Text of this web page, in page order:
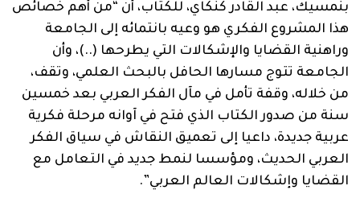
بنمسيك، عبد القادر كنكاي، للكتاب، أن “من أهم خصائص
هذا المشروع الفكري هو وعيه بانتمائه إلى الجامعة
وراهنية القضايا والإشكالات التي يطرحها (..)، وأن
الجامعة تتوج مسارها الحافل بالبحث العلمي، وتقف،
من خلاله، وقفة تأمل في مآل الفكر العربي بعد خمسين
سنة من صدور الكتاب الذي فتح في آوانه مرحلة فكرية
عربية جديدة، داعيا إلى تعميق النقاش في سياق الفكر
العربي الحديث، ومؤسسا لنمط جديد في التعامل مع
القضايا وإشكالات العالم العربي”.